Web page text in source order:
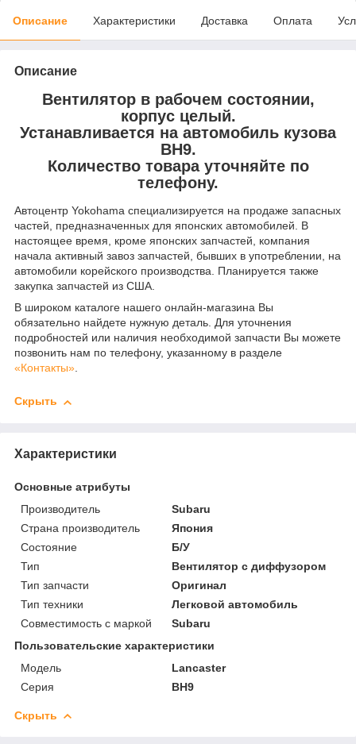
Описание Характеристики Доставка Оплата
Описание
Вентилятор в рабочем состоянии,
корпус целый.
Устанавливается на автомобиль кузова
BH9.
Количество товара уточняйте по
телефону.
Автоцентр Yokohama специализируется на продаже запасных
частей, предназначенных для японских автомобилей. В
настоящее время, кроме японских запчастей, компания
начала активный завоз запчастей, бывших в употреблении, на
автомобили корейского производства. Планируется также
закупка запчастей из США.
В широком каталоге нашего онлайн-магазина Вы
обязательно найдете нужную деталь. Для уточнения
подробностей или наличия необходимой запчасти Вы можете
позвонить нам по телефону, указанному в разделе
«Контакты».
Скрыть
Характеристики
Основные атрибуты
Производитель
Subaru
Страна производитель
Япония
Состояние
Б/У
Тип
Вентилятор с диффузором
Тип запчасти
Оригинал
Тип техники
Легковой автомобиль
Совместимость с маркой
Subaru
Пользовательские характеристики
Модель
Lancaster
Серия
BH9
Скрыть